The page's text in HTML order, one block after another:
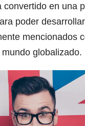
convertido en una
poder
mencionados
globalizado.